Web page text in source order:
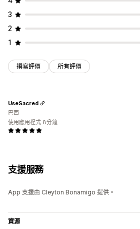
3
2
1
撰寫評價 所有評價
UseSacred
巴西
使用應用程式 8分鐘
支援服務
App 支援由 Cleyton Bonamigo 提供。
資源